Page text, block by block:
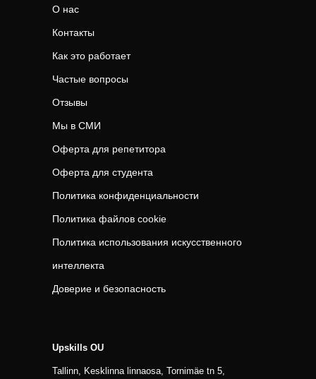
О нас
Контакты
Как это работает
Частые вопросы
Отзывы
Мы в СМИ
Оферта для репетитора
Оферта для студента
Политика конфиденциальности
Политика файлов cookie
Политика использования искусственного
интеллекта
Доверие и безопасность
Upskills OU
Tallinn, Kesklinna linnaosa, Tornimäe tn 5,